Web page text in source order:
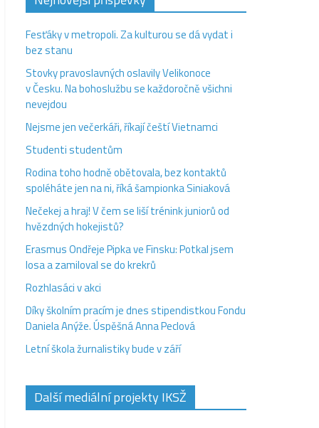
Fesťáky v metropoli. Za kulturou se dá vydat i
bez stanu
Stovky pravoslavných oslavily Velikonoce
v Česku. Na bohoslužbu se každoročně všichni
nevejdou
Nejsme jen večerkáři, říkají čeští Vietnamci
Studenti studentům
Rodina toho hodně obětovala, bez kontaktů
spoléháte jen na ni, říká šampionka Siniaková
Nečekej a hraj! V čem se liší trénink juniorů od
hvězdných hokejistů?
Erasmus Ondřeje Pipka ve Finsku: Potkal jsem
losa a zamiloval se do krekrů
Rozhlasáci v akci
Díky školním pracím je dnes stipendistkou Fondu
Daniela Anýže. Úspěšná Anna Peclová
Letní škola žurnalistiky bude v září
Další mediální projekty IKSŽ